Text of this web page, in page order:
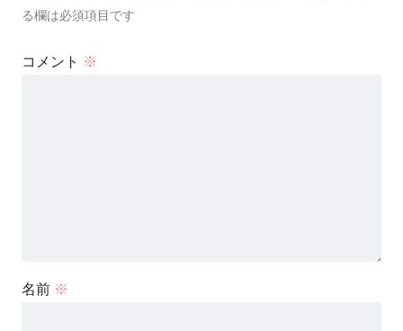
る欄は必須項目です
コメント ※
名前 ※